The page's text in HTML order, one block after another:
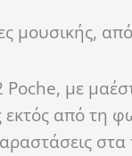
μουσικής,
Ρoche, με
από τη